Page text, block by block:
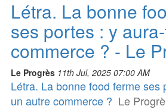
Létra. La bonne
ses portes : y
commerce ? - Le
Le Progrès 11th Jul, 2025 07:00 AM
Létra. La bonne food ferme ses
un autre commerce ? Le